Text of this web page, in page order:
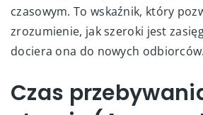
czasowym. To wskaźnik, który
zrozumienie, jak szeroki jest
dociera ona do nowych odbiorców.
Czas